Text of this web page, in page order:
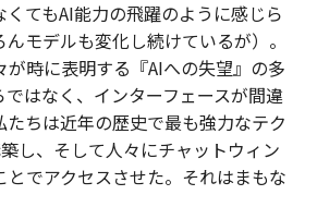
てもAI能力の飛躍のように感じら
モデルも変化し続けているが）。
時に表明する『AIへの失望』の多
ではなく、インターフェースが間違
たちは近年の歴史で最も強力なテク
し、そして人々にチャットウィン
とでアクセスさせた。それはまもな